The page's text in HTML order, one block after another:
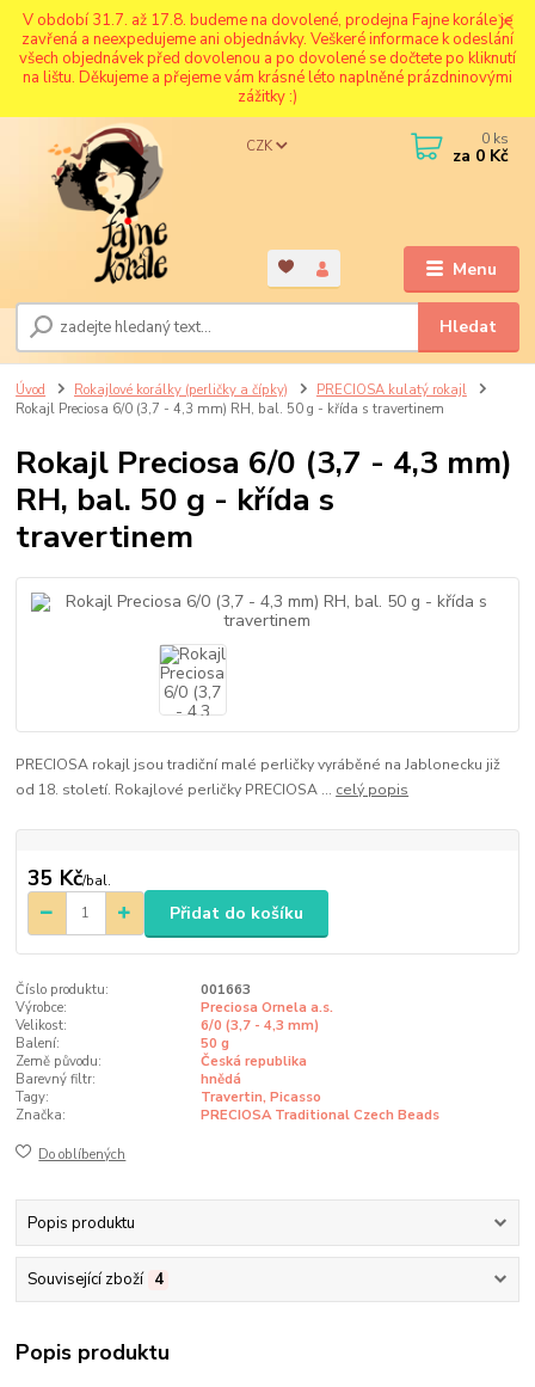
V období 31.7. až 17.8. budeme na dovolené, prodejna Fajne korále je
zavřená a neexpedujeme ani objednávky. Veškeré informace k odeslání
všech objednávek před dovolenou a po dovolené se dočtete po kliknutí
na lištu. Děkujeme a přejeme vám krásné léto naplněné prázdninovými
zážitky :)
Menu
CZK
Hledat
0 ks
za 0 Kč
Úvod Rokajlové korálky (perličky a čípky)
PRECIOSA kulatý rokajl
Rokajl Preciosa 6/0 (3,7 - 4,3 mm) RH, bal. 50 g - křída s travertinem
Rokajl Preciosa 6/0 (3,7 - 4,3 mm)
RH, bal. 50 g - křída s
travertinem
PRECIOSA rokajl jsou tradiční malé perličky vyráběné na Jablonecku již
od 18. století. Rokajlové perličky PRECIOSA ... celý popis
35 Kč/bal.
Přidat do košíku
Číslo produktu:
001663
Výrobce:
Preciosa Ornela a.s.
Velikost:
6/0 (3,7 - 4,3 mm)
Balení:
50 g
Země původu:
Česká republika
Barevný filtr:
hnědá
Tagy:
Travertin, Picasso
Značka:
PRECIOSA Traditional Czech Beads
Do oblíbených
Popis produktu
Související zboží 4
Popis produktu